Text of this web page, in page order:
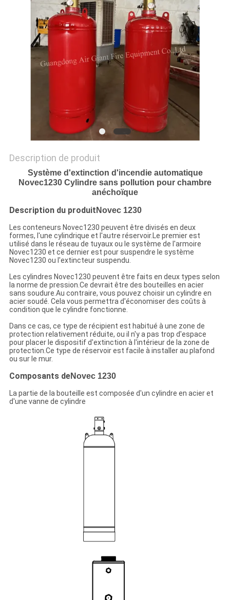
PRIVACY
POLICY
Description de produit
Système d'extinction d'incendie automatique
Novec1230 Cylindre sans pollution pour chambre
anéchoïque
Description du produit Novec 1230
Les conteneurs Novec1230 peuvent être divisés en deux
formes, l'une cylindrique et l'autre réservoir.Le premier est
utilisé dans le réseau de tuyaux ou le système de l'armoire
Novec1230 et ce dernier est pour suspendre le système
Novec1230 ou l'extincteur suspendu.
Les cylindres Novec1230 peuvent être faits en deux types selon
la norme de pression.Ce devrait être des bouteilles en acier
sans soudure.Au contraire, vous pouvez choisir un cylindre en
acier soudé. Cela vous permettra d'économiser des coûts à
condition que le cylindre fonctionne.
Dans ce cas, ce type de récipient est habitué à une zone de
protection relativement réduite, ou il n'y a pas trop d'espace
pour placer le dispositif d'extinction à l'intérieur de la zone de
protection.Ce type de réservoir est facile à installer au plafond
ou sur le mur.
Composants deNovec 1230
La partie de la bouteille est composée d'un cylindre en acier et
d'une vanne de cylindre